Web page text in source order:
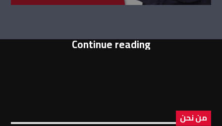
Continue reading
من نحن